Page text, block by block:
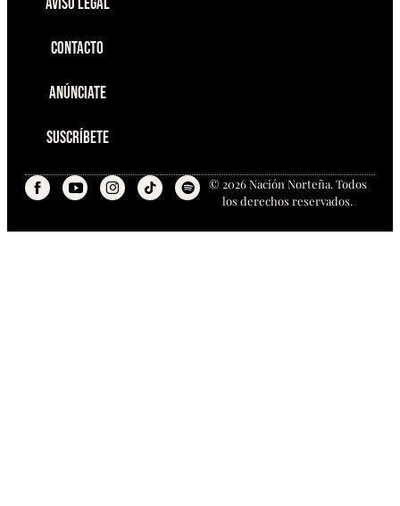
Aviso Legal
Contacto
Anúnciate
Suscríbete
© 2026 Nación Norteña. Todos
los derechos reservados.